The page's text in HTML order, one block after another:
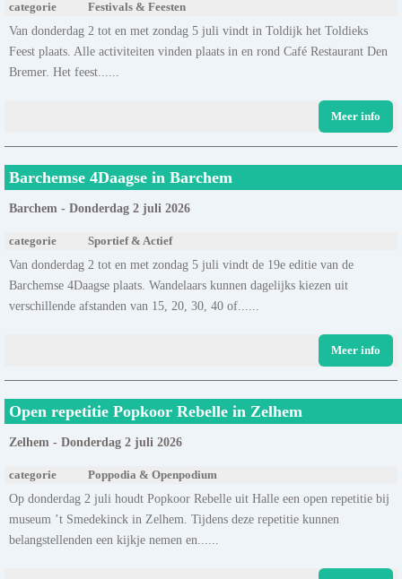
categorie Festivals & Feesten
Van donderdag 2 tot en met zondag 5 juli vindt in Toldijk het Toldieks
Feest plaats. Alle activiteiten vinden plaats in en rond Café Restaurant Den
Bremer. Het feest......
Meer info
Barchemse 4Daagse in Barchem
Barchem - Donderdag 2 juli 2026
categorie Sportief & Actief
Van donderdag 2 tot en met zondag 5 juli vindt de 19e editie van de
Barchemse 4Daagse plaats. Wandelaars kunnen dagelijks kiezen uit
verschillende afstanden van 15, 20, 30, 40 of......
Meer info
Open repetitie Popkoor Rebelle in Zelhem
Zelhem - Donderdag 2 juli 2026
categorie Poppodia & Openpodium
Op donderdag 2 juli houdt Popkoor Rebelle uit Halle een open repetitie bij
museum ’t Smedekinck in Zelhem. Tijdens deze repetitie kunnen
belangstellenden een kijkje nemen en......